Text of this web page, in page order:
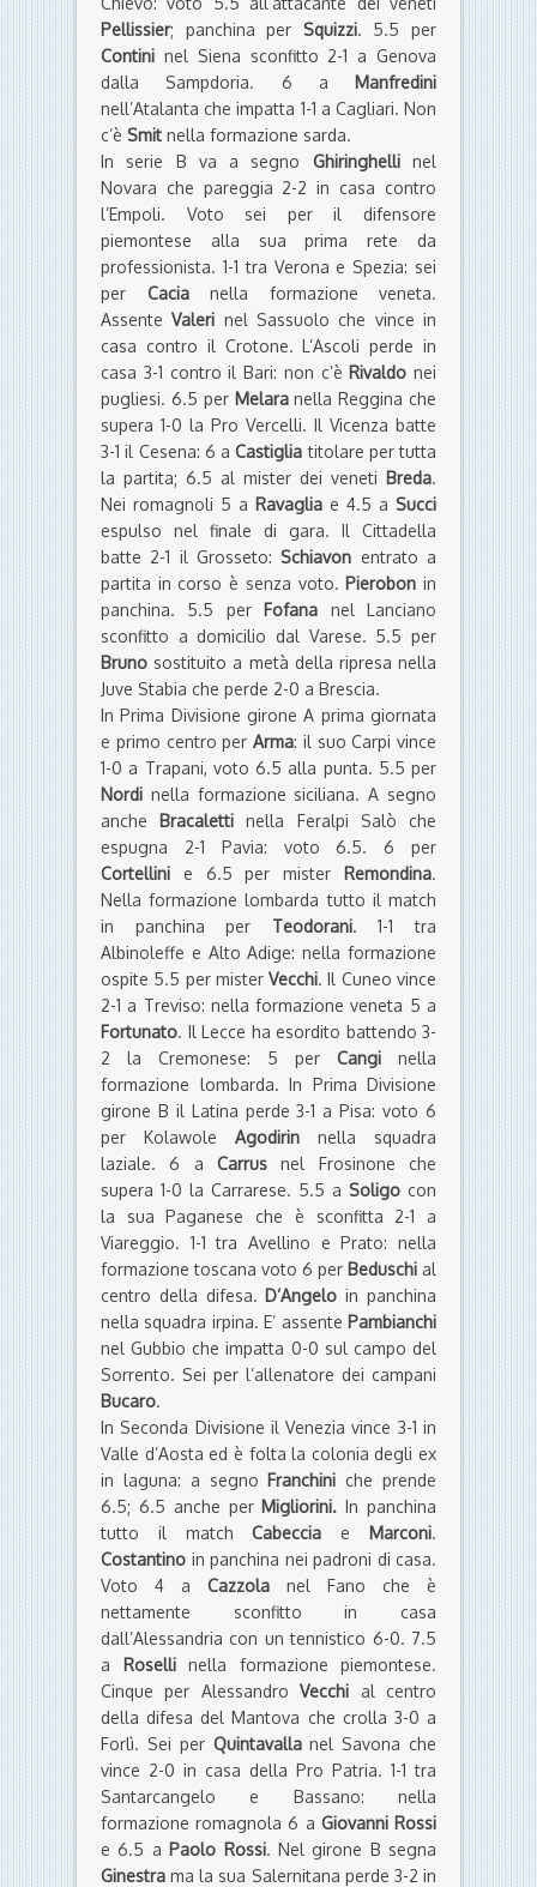
Pellissier; panchina per Squizzi. 5.5 per
Contini nel Siena sconfitto 2-1 a Genova
dalla Sampdoria. 6 a Manfredini
nell’Atalanta che impatta 1-1 a Cagliari. Non
c’è Smit nella formazione sarda.
In serie B va a segno Ghiringhellinel
Novara che pareggia 2-2 in casa contro
l’Empoli. Voto sei per il difensore
piemontese alla sua prima rete da
professionista. 1-1 tra Verona e Spezia: sei
per Cacianella formazione veneta.
AssenteValeri nel Sassuolo che vince in
casa contro il Crotone. L’Ascoli perde in
casa 3-1 contro il Bari: non c’è Rivaldo nei
pugliesi. 6.5 per Melaranella Reggina che
supera 1-0 la Pro Vercelli. Il Vicenza batte
3-1 il Cesena: 6 aCastiglia titolare per tutta
la partita; 6.5 al mister dei veneti Breda.
Nei romagnoli 5 a Ravaglia e 4.5 a Succi
espulso nel finale di gara. Il Cittadella
batte 2-1 il Grosseto:Schiavon entrato a
partita in corso è senza voto. Pierobon in
panchina. 5.5 per Fofana nel Lanciano
sconfitto a domicilio dal Varese. 5.5 per
Bruno sostituito a metà della ripresa nella
Juve Stabia che perde 2-0 a Brescia.
In Prima Divisione girone A prima giornata
e primo centro per Arma: il suo Carpi vince
1-0 a Trapani, voto 6.5 alla punta. 5.5 per
Nordi nella formazione siciliana. A segno
anche Bracaletti nella Feralpi Salò che
espugna 2-1 Pavia: voto 6.5. 6 per
Cortellini e 6.5 per mister Remondina.
Nella formazione lombarda tutto il match
in panchina per Teodorani. 1-1 tra
Albinoleffe e Alto Adige: nella formazione
ospite 5.5 per misterVecchi. Il Cuneo vince
2-1 a Treviso: nella formazione veneta 5 a
Fortunato. Il Lecce ha esordito battendo 3-
2 la Cremonese: 5 per Cangi nella
formazione lombarda. In Prima Divisione
girone B il Latina perde 3-1 a Pisa: voto 6
per Kolawole Agodirin nella squadra
laziale. 6 a Carrus nel Frosinone che
supera 1-0 la Carrarese. 5.5 a Soligo con
la sua Paganese che è sconfitta 2-1 a
Viareggio. 1-1 tra Avellino e Prato: nella
formazione toscana voto 6 per Beduschi al
centro della difesa. D’Angelo in panchina
nella squadra irpina. E’ assente Pambianchi
nel Gubbio che impatta 0-0 sul campo del
Sorrento. Sei per l’allenatore dei campani
Bucaro.
In Seconda Divisione il Venezia vince 3-1 in
Valle d’Aosta ed è folta la colonia degli ex
in laguna: a segno Franchini che prende
6.5; 6.5 anche per Migliorini. In panchina
tutto il matchCabeccia e Marconi.
Costantino in panchina nei padroni di casa.
Voto 4 a Cazzola nel Fano che è
nettamente sconfitto in casa
dall’Alessandria con un tennistico 6-0. 7.5
a Rosellinella formazione piemontese.
Cinque per AlessandroVecchi al centro
della difesa del Mantova che crolla 3-0 a
Forlì. Sei per Quintavallanel Savona che
vince 2-0 in casa della Pro Patria. 1-1 tra
Santarcangelo e Bassano: nella
formazione romagnola 6 a Giovanni Rossi
e 6.5 a Paolo Rossi. Nel girone B segna
Ginestra ma la sua Salernitana perde 3-2 in